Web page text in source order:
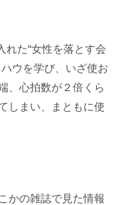
れた“女性を落とす会
ウを学び、いざ使お
、心拍数が２倍くら
しまい、まともに使
かの雑誌で見た情報